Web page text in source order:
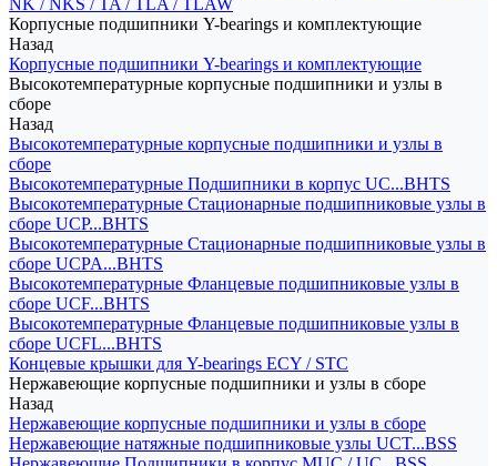
NK / NKS / TA / TLA / TLAW
Корпусные подшипники Y-bearings и комплектующие
Назад
Корпусные подшипники Y-bearings и комплектующие
Высокотемпературные корпусные подшипники и узлы в
сборе
Назад
Высокотемпературные корпусные подшипники и узлы в
сборе
Высокотемпературные Подшипники в корпус UC...BHTS
Высокотемпературные Стационарные подшипниковые узлы в
сборе UCP...BHTS
Высокотемпературные Стационарные подшипниковые узлы в
сборе UCPA...BHTS
Высокотемпературные Фланцевые подшипниковые узлы в
сборе UCF...BHTS
Высокотемпературные Фланцевые подшипниковые узлы в
сборе UCFL...BHTS
Концевые крышки для Y-bearings ECY / STC
Нержавеющие корпусные подшипники и узлы в сборе
Назад
Нержавеющие корпусные подшипники и узлы в сборе
Нержавеющие натяжные подшипниковые узлы UCT...BSS